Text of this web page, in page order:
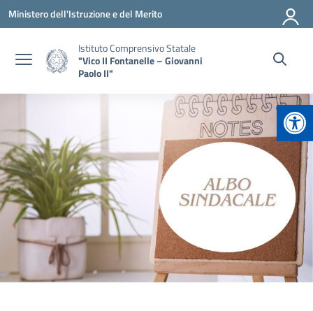
Vai ai contenuti
Vai al menu di navigazione
Vai al footer
Ministero dell'Istruzione e del Merito
Istituto Comprensivo Statale
"Vico II Fontanelle – Giovanni
Paolo II"